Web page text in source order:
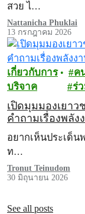
สวย ไ…
Nattanicha Phuklai
13 กรกฎาคม 2026
เกี่ยวกับการ
บริจาค
ค
ร่
เปิดมุมมองเยา
คำถามเรื่องพลัง
อยากเห็นประเด็
ท…
Tronut Teinudom
30 มิถุนายน 2026
See all posts